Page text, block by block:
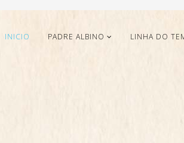
INICIO PADRE ALBINO LINHA DO